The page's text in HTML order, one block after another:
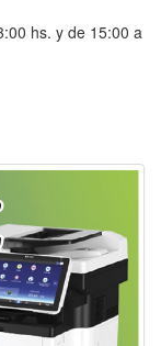
hs. y de 15:00 a